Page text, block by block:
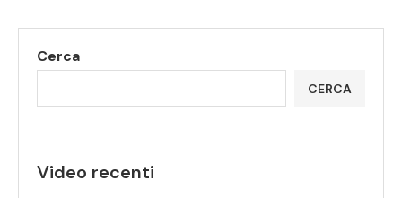
Cerca
CERCA
Video recenti